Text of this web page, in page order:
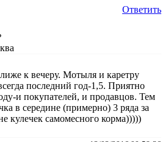
Ответить
к вечеру. Мотыля и каретру
последний год-1,5. Приятно
и покупателей, и продавцов. Тем
в середине (примерно) 3 ряда за
кулечек самомесного корма)))))